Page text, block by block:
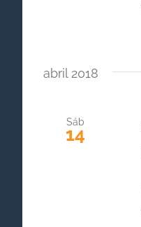
abril 2018
Sáb
14